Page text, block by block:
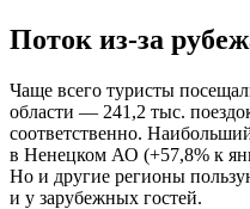
Поток из-за
Чаще всего туристы
области — 241,2 тыс.
соответственно.
в Ненецком АО (+57,8% к
Но и другие регионы
и у зарубежных гостей.